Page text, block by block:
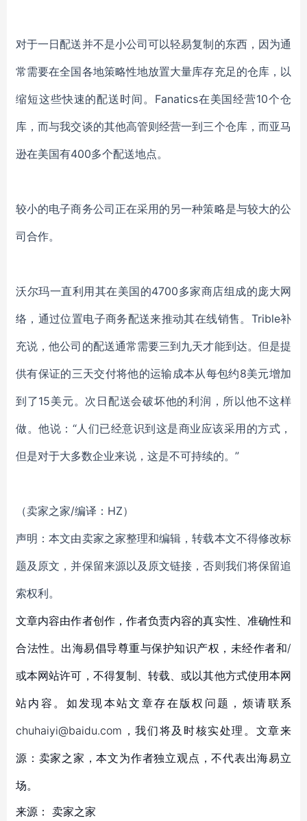
对于一日配送并不是小公司可以轻易复制的东西，因为通
常需要在全国各地策略性地放置大量库存充足的仓库，以
缩短这些快速的配送时间。Fanatics在美国经营10个仓
库，而与我交谈的其他高管则经营一到三个仓库，而亚马
逊在美国有400多个配送地点。
较小的电子商务公司正在采用的另一种策略是与较大的公
司合作。
沃尔玛一直利用其在美国的4700多家商店组成的庞大网
络，通过位置电子商务配送来推动其在线销售。Trible补
充说，他公司的配送通常需要三到九天才能到达。但是提
供有保证的三天交付将他的运输成本从每包约8美元增加
到了15美元。次日配送会破坏他的利润，所以他不这样
做。他说：“人们已经意识到这是商业应该采用的方式，
但是对于大多数企业来说，这是不可持续的。”
（卖家之家/编译：HZ）
声明：本文由卖家之家整理和编辑，转载本文不得修改标
题及原文，并保留来源以及原文链接，否则我们将保留追
索权利。
文章内容由作者创作，作者负责内容的真实性、准确性和
合法性。出海易倡导尊重与保护知识产权，未经作者和/
或本网站许可，不得复制、转载、或以其他方式使用本网
站内容。如发现本站文章存在版权问题，烦请联系
chuhaiyi@baidu.com，我们将及时核实处理。文章来
源：卖家之家，本文为作者独立观点，不代表出海易立
场。
来源： 卖家之家